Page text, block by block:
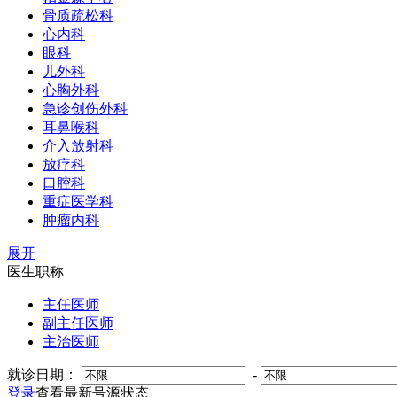
骨质疏松科
心内科
眼科
儿外科
心胸外科
急诊创伤外科
耳鼻喉科
介入放射科
放疗科
口腔科
重症医学科
肿瘤内科
展开
医生职称
主任医师
副主任医师
主治医师
就诊日期：
-
登录查看最新号源状态